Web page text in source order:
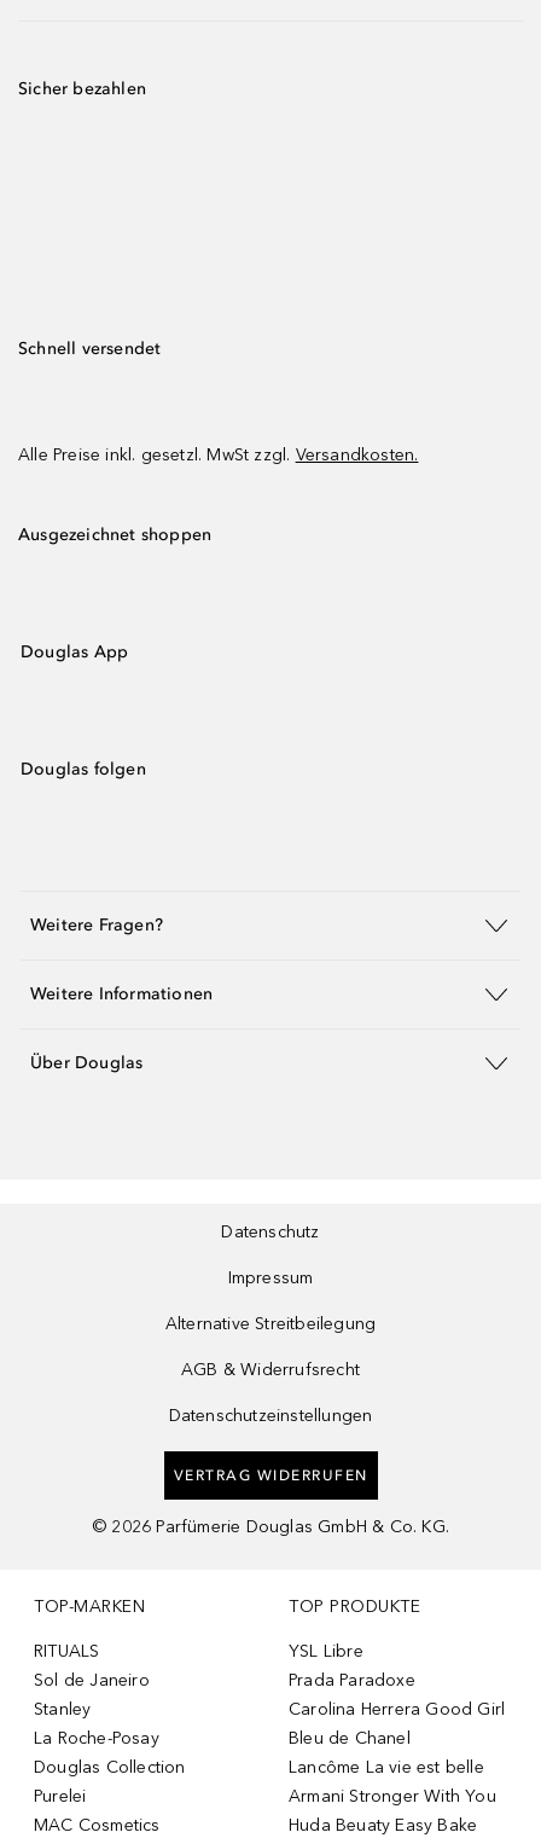
Sicher bezahlen
Schnell versendet
Alle Preise inkl. gesetzl. MwSt zzgl. Versandkosten.
Ausgezeichnet shoppen
Douglas App
Douglas folgen
Weitere Fragen?
Weitere Informationen
Über Douglas
Datenschutz
Impressum
Alternative Streitbeilegung
AGB & Widerrufsrecht
Datenschutzeinstellungen
VERTRAG WIDERRUFEN
© 2026 Parfümerie Douglas GmbH & Co. KG.
TOP-MARKEN
RITUALS
Sol de Janeiro
Stanley
La Roche-Posay
Douglas Collection
Purelei
MAC Cosmetics
TOP PRODUKTE
YSL Libre
Prada Paradoxe
Carolina Herrera Good Girl
Bleu de Chanel
Lancôme La vie est belle
Armani Stronger With You
Huda Beuaty Easy Bake